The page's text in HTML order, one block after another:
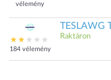
vélemény
184 vélemény
TESLAWG
Raktáron